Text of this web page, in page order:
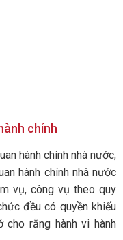
chính
hành chính nhà nước,
hành chính nhà nước
vụ, công vụ theo quy
đều có quyền khiếu
cho rằng hành vi hành